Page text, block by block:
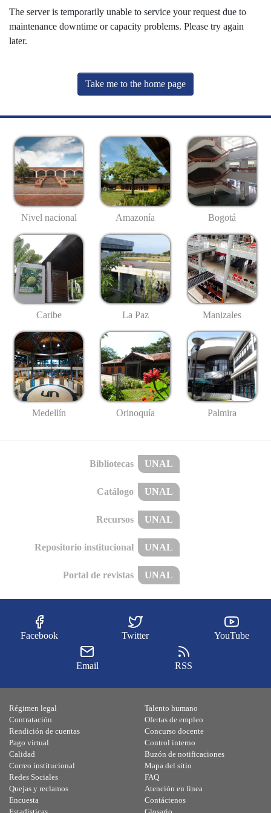
The server is temporarily unable to service your request due to
maintenance downtime or capacity problems. Please try again
later.
Take me to the home page
Nivel nacional Amazonía Bogotá
Caribe La Paz Manizales
Medellín Orinoquía Palmira
Bibliotecas UNAL
Catálogo UNAL
Recursos UNAL
Repositorio institucional UNAL
Portal de revistas UNAL
Facebook Twitter YouTube
Email RSS
Régimen legal
Contratación
Rendición de cuentas
Pago virtual
Calidad
Talento humano
Ofertas de empleo
Concurso docente
Control interno
Buzón de notificaciones
Correo institucional
Redes Sociales
Quejas y reclamos
Encuesta
Mapa del sitio
FAQ
Atención en línea
Contáctenos